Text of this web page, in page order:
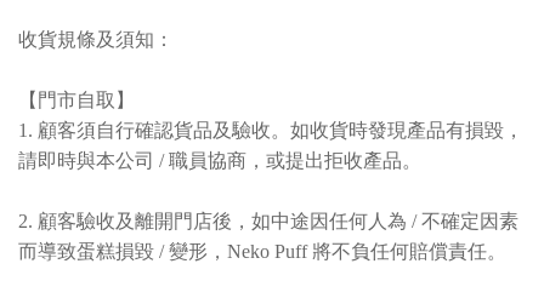
收貨規條及須知：
【門市自取】
1. 顧客須自行確認貨品及驗收。如收貨時發現產品有損毀，
請即時與本公司 / 職員協商，或提出拒收產品。
2. 顧客驗收及離開門店後，如中途因任何人為 / 不確定因素
而導致蛋糕損毀 / 變形，Neko Puff 將不負任何賠償責任。